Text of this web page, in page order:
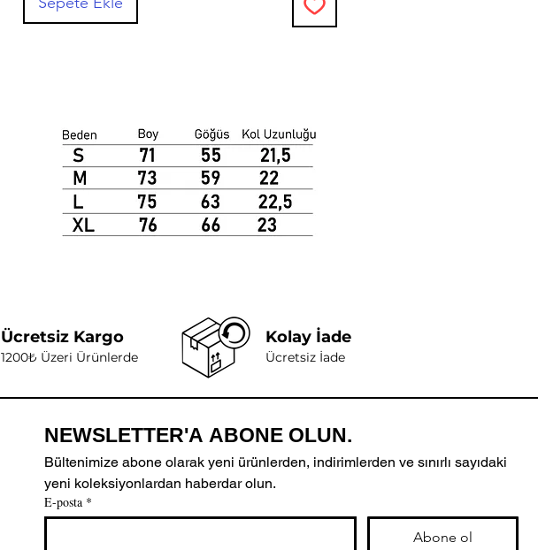
Ücretsiz Kargo
1200₺ Üzeri Ürünlerde
Kolay İade
Ücretsiz İade
NEWSLETTER'A ABONE OLUN.
Bültenimize abone olarak yeni ürünlerden, indirimlerden ve sınırlı sayıdaki
yeni koleksiyonlardan haberdar olun.
E-posta *
Abone ol